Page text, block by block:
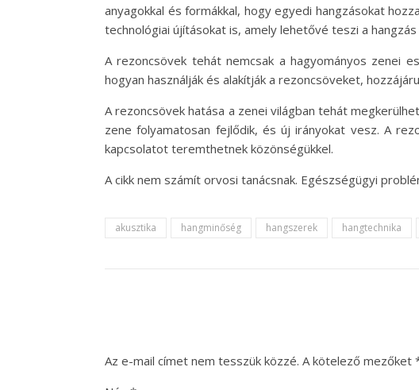
anyagokkal és formákkal, hogy egyedi hangzásokat
technológiai újításokat is, amely lehetővé teszi a hangzás
A rezoncsövek tehát nemcsak a hagyományos zenei
hogyan használják és alakítják a rezoncsöveket,
A rezoncsövek hatása a zenei világban tehát
zene folyamatosan fejlődik, és új irányokat vesz. A
kapcsolatot teremthetnek közönségükkel.
A cikk nem számít orvosi tanácsnak. Egészségügyi
akusztika hangminőség hangszerek hangtechnika
Az e-mail címet nem tesszük közzé. A kötelező mezőket